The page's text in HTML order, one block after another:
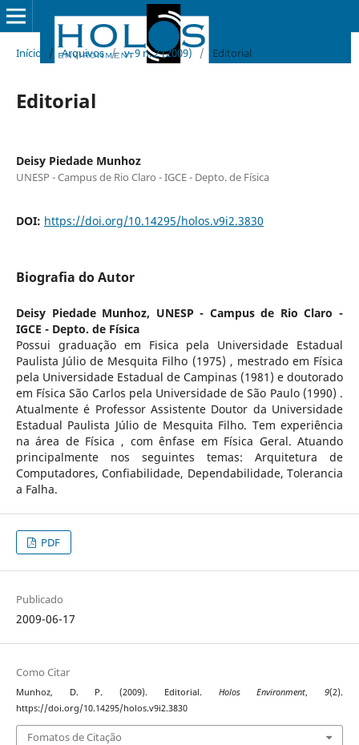
Início / Arquivos / v. 9 n. 2 (2009) / Editorial
Editorial
Deisy Piedade Munhoz
UNESP - Campus de Rio Claro - IGCE - Depto. de Física
DOI: https://doi.org/10.14295/holos.v9i2.3830
Biografia do Autor
Deisy Piedade Munhoz, UNESP - Campus de Rio Claro -
IGCE - Depto. de Física
Possui graduação em Fisica pela Universidade Estadual
Paulista Júlio de Mesquita Filho (1975) , mestrado em Física
pela Universidade Estadual de Campinas (1981) e doutorado
em Física São Carlos pela Universidade de São Paulo (1990) .
Atualmente é Professor Assistente Doutor da Universidade
Estadual Paulista Júlio de Mesquita Filho. Tem experiência
na área de Física , com ênfase em Física Geral. Atuando
principalmente nos seguintes temas: Arquitetura de
Computadores, Confiabilidade, Dependabilidade, Tolerancia
a Falha.
PDF
Publicado
2009-06-17
Como Citar
Munhoz, D. P. (2009). Editorial. Holos Environment,9(2).
https://doi.org/10.14295/holos.v9i2.3830
Fomatos de Citação